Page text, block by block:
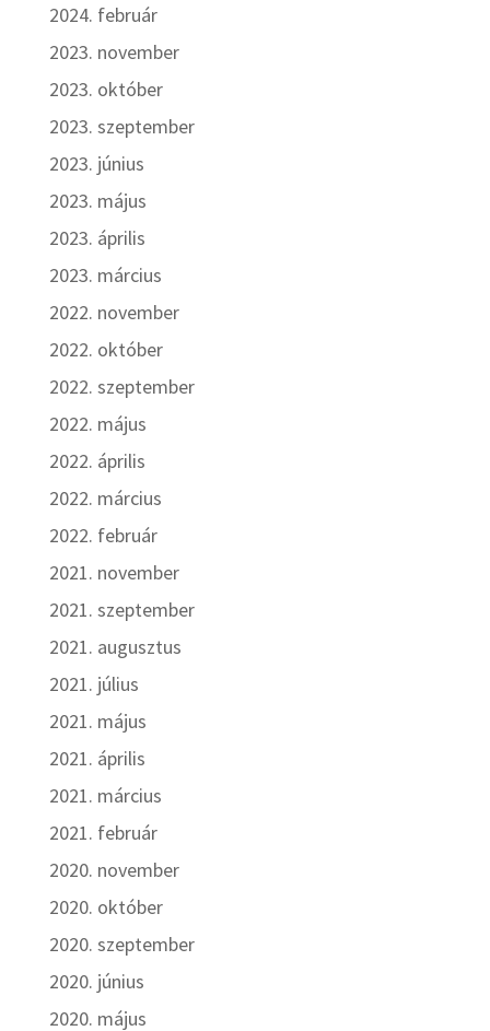
2024. február
2023. november
2023. október
2023. szeptember
2023. június
2023. május
2023. április
2023. március
2022. november
2022. október
2022. szeptember
2022. május
2022. április
2022. március
2022. február
2021. november
2021. szeptember
2021. augusztus
2021. július
2021. május
2021. április
2021. március
2021. február
2020. november
2020. október
2020. szeptember
2020. június
2020. május